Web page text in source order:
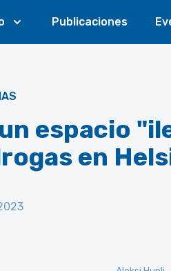
Publicaciones
espacio
en